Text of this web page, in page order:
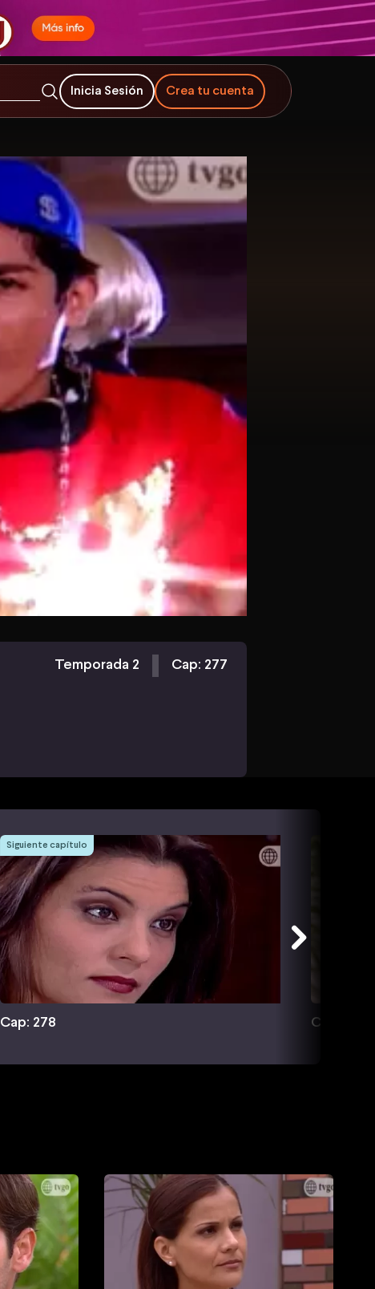
Inicia Sesión Crea tu cuenta
Temporada 2 Cap: 277
Siguiente capítulo
Cap: 278 Cap: 279